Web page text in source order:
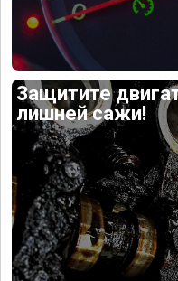
Защитите
лишней сажи!